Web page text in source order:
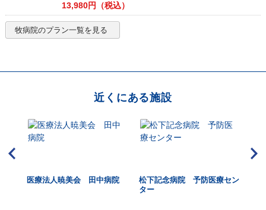
13,980円（税込）
牧病院のプラン一覧を見る
近くにある施設
医療法人暁美会 田中病院
松下記念病院 予防医療セン
ター